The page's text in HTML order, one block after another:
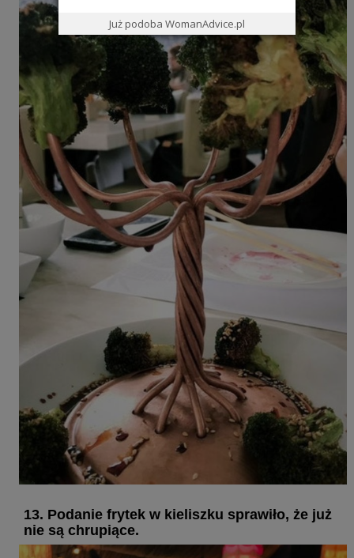
13. Podanie frytek w kieliszku sprawiło, że już
nie są chrupiące.
Już podoba WomanAdvice.pl